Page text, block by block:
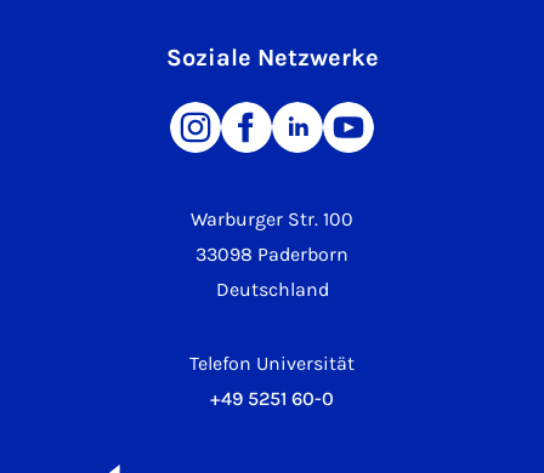
Warburger Str. 100
33098 Paderborn
Deutschland
Telefon Universität
+49 5251 60-0
Soziale Netzwerke